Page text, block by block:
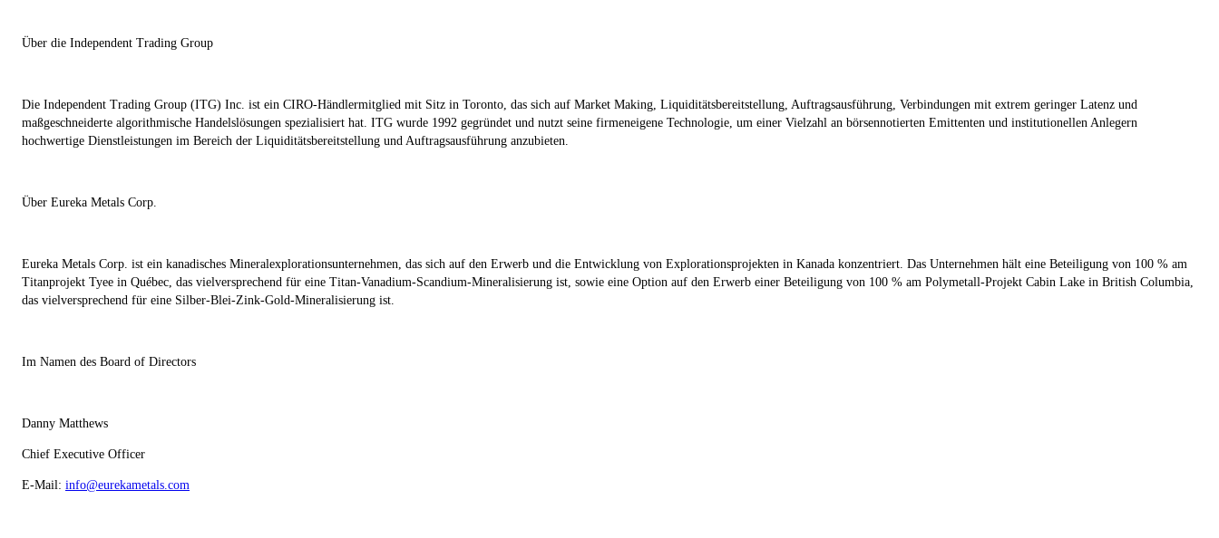
Über die Independent Trading Group
Die Independent Trading Group (ITG) Inc. ist ein CIRO-Händlermitglied mit Sitz in Toronto, das sich auf Market Making, Liquiditätsbereitstellung, Auftragsausführung, Verbindungen mit extrem geringer Latenz und
maßgeschneiderte algorithmische Handelslösungen spezialisiert hat. ITG wurde 1992 gegründet und nutzt seine firmeneigene Technologie, um einer Vielzahl an börsennotierten Emittenten und institutionellen Anlegern
hochwertige Dienstleistungen im Bereich der Liquiditätsbereitstellung und Auftragsausführung anzubieten.
Über Eureka Metals Corp.
Eureka Metals Corp. ist ein kanadisches Mineralexplorationsunternehmen, das sich auf den Erwerb und die Entwicklung von Explorationsprojekten in Kanada konzentriert. Das Unternehmen hält eine Beteiligung von 100 % am
Titanprojekt Tyee in Québec, das vielversprechend für eine Titan-Vanadium-Scandium-Mineralisierung ist, sowie eine Option auf den Erwerb einer Beteiligung von 100 % am Polymetall-Projekt Cabin Lake in British Columbia,
das vielversprechend für eine Silber-Blei-Zink-Gold-Mineralisierung ist.
Im Namen des Board of Directors
Danny Matthews
Chief Executive Officer
E-Mail: info@eurekametals.com